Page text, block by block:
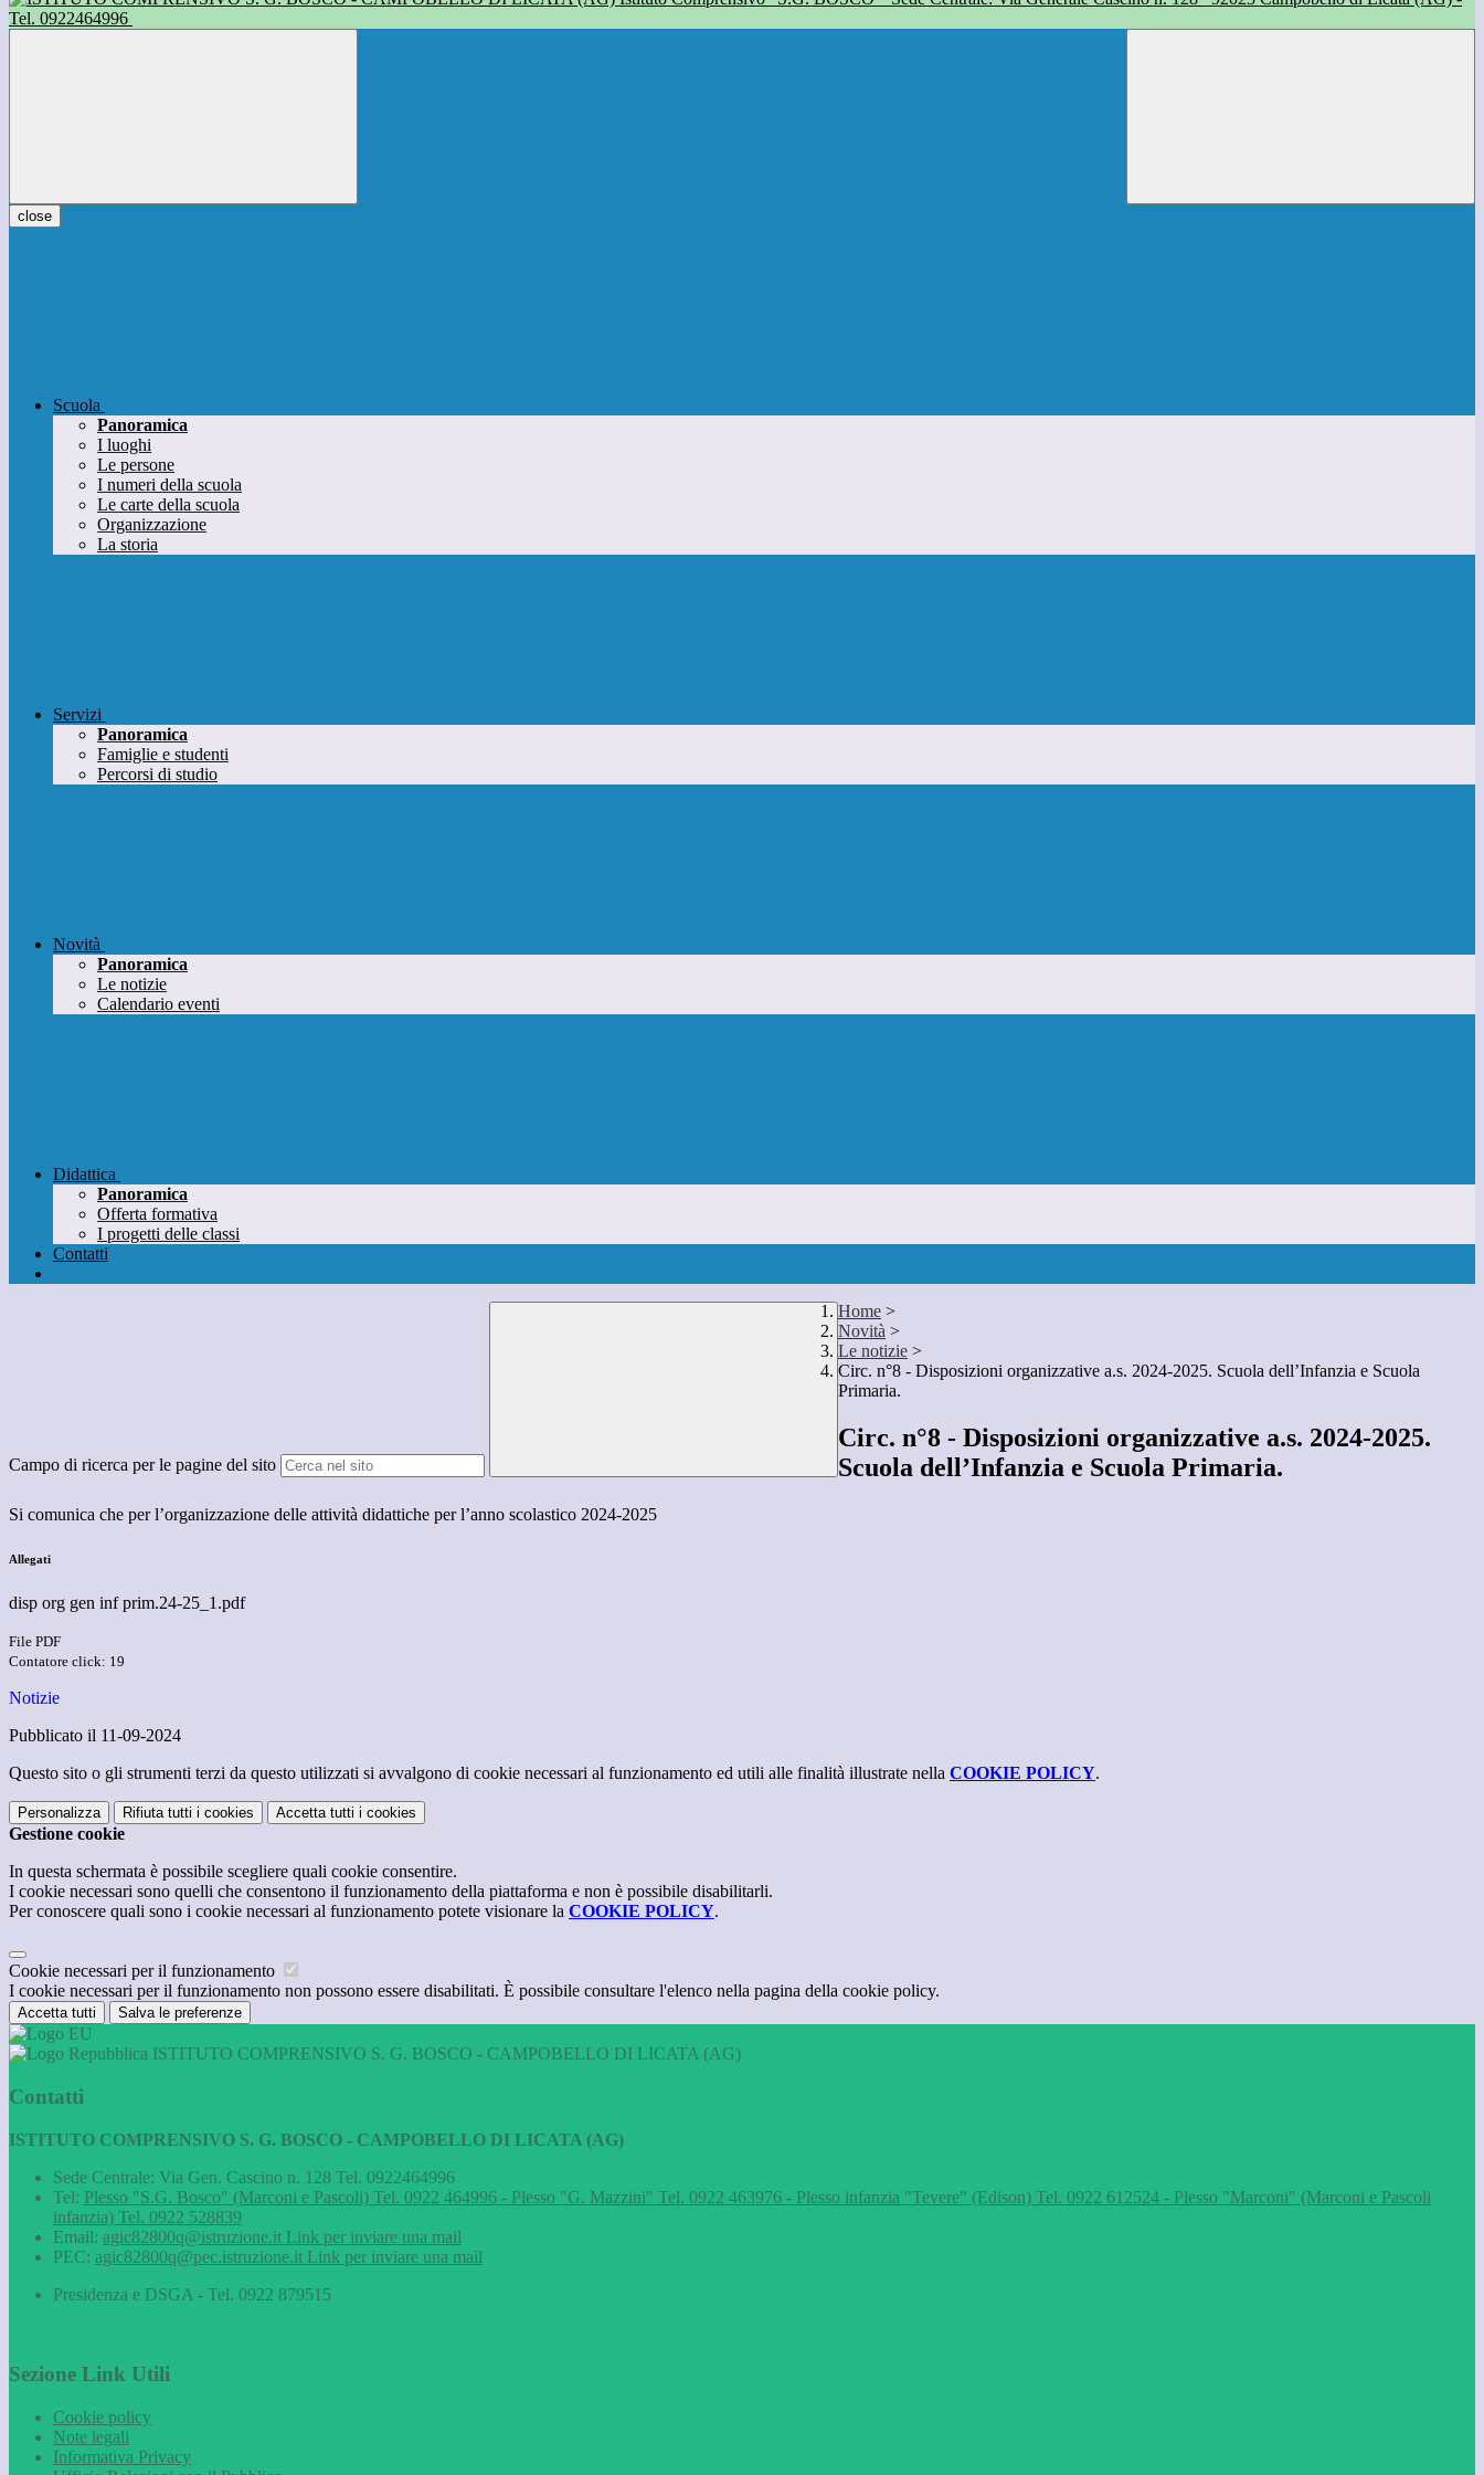
Tel. 0922464996
close
Scuola
Panoramica
I luoghi
Le persone
I numeri della scuola
Le carte della scuola
Organizzazione
La storia
Servizi
Panoramica
Famiglie e studenti
Percorsi di studio
Novità
Panoramica
Le notizie
Calendario eventi
Didattica
Panoramica
Offerta formativa
I progetti delle classi
Contatti
Campo di ricerca per le pagine del sito
Home >
Novità >
Le notizie >
Circ. n°8 - Disposizioni organizzative a.s. 2024-2025. Scuola dell’Infanzia e Scuola
Primaria.
Circ. n°8 - Disposizioni organizzative a.s. 2024-2025.
Scuola dell’Infanzia e Scuola Primaria.
Si comunica che per l’organizzazione delle attività didattiche per l’anno scolastico 2024-2025
Allegati
disp org gen inf prim.24-25_1.pdf
File PDF
Contatore click: 19
Notizie
Pubblicato il 11-09-2024
Questo sito o gli strumenti terzi da questo utilizzati si avvalgono di cookie necessari al funzionamento ed utili alle finalità illustrate nella COOKIE POLICY.
Personalizza Rifiuta tutti i cookies Accetta tutti i cookies
Gestione cookie
In questa schermata è possibile scegliere quali cookie consentire.
I cookie necessari sono quelli che consentono il funzionamento della piattaforma e non è possibile disabilitarli.
Per conoscere quali sono i cookie necessari al funzionamento potete visionare la COOKIE POLICY.
Cookie necessari per il funzionamento
I cookie necessari per il funzionamento non possono essere disabilitati. È possibile consultare l'elenco nella pagina della cookie policy.
Accetta tutti Salva le preferenze
ISTITUTO COMPRENSIVO S. G. BOSCO - CAMPOBELLO DI LICATA (AG)
Contatti
ISTITUTO COMPRENSIVO S. G. BOSCO - CAMPOBELLO DI LICATA (AG)
Sede Centrale: Via Gen. Cascino n. 128 Tel. 0922464996
Tel: Plesso "S.G. Bosco" (Marconi e Pascoli) Tel. 0922 464996 - Plesso "G. Mazzini" Tel. 0922 463976 - Plesso infanzia "Tevere" (Edison) Tel. 0922 612524 - Plesso "Marconi" (Marconi e Pascoli
infanzia) Tel. 0922 528839
Email: agic82800q@istruzione.it Link per inviare una mail
PEC: agic82800q@pec.istruzione.it Link per inviare una mail
Presidenza e DSGA - Tel. 0922 879515
Sezione Link Utili
Cookie policy
Note legali
Informativa Privacy